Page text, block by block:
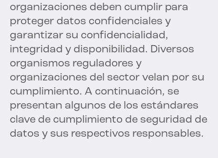
organizaciones deben cumplir para
proteger datos confidenciales y
garantizar su confidencialidad,
integridad y disponibilidad. Diversos
organismos reguladores y
organizaciones del sector velan por su
cumplimiento. A continuación, se
presentan algunos de los estándares
clave de cumplimiento de seguridad de
datos y sus respectivos responsables.